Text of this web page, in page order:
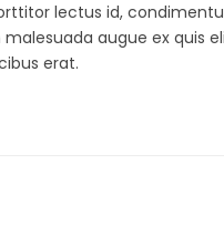
lectus id,
augue ex quis
erat.